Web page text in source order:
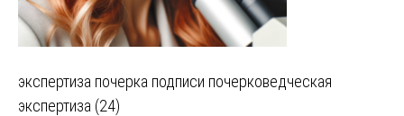
Навигация
экспертиза почерка подписи почерковедческая
экспертиза (24)